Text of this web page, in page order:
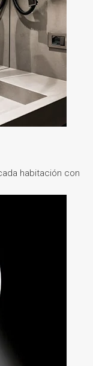
habitación con